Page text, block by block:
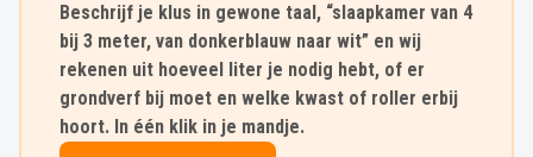
Beschrijf je klus in gewone taal, “slaapkamer van 4
bij 3 meter, van donkerblauw naar wit” en wij
rekenen uit hoeveel liter je nodig hebt, of er
grondverf bij moet en welke kwast of roller erbij
hoort. In één klik in je mandje.